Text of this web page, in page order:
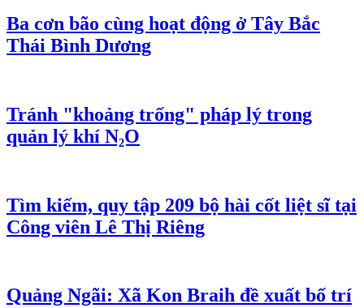
Ba cơn bão cùng hoạt động ở Tây Bắc
Thái Bình Dương
Tránh "khoảng trống" pháp lý trong
quản lý khí N₂O
Tìm kiếm, quy tập 209 bộ hài cốt liệt sĩ tại
Công viên Lê Thị Riêng
Quảng Ngãi: Xã Kon Braih đề xuất bố trí